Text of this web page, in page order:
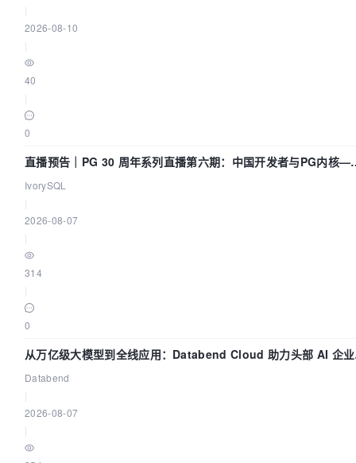
2026-08-10
40
0
直播预告｜PG 30 周年系列直播第六期：中国开发者与PG内核
我们改得动吗？我们贡献了什么？
IvorySQL
2026-08-07
314
0
从万亿级大模型到全线应用：Databend Cloud 助力头部 AI 企
建全链路 Trace 数据管道
Databend
2026-08-07